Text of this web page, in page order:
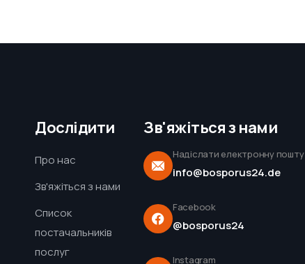
Дослідити
Про нас
Зв'яжіться з нами
Список
постачальників
послуг
Зв'яжіться з нами
Надіслати електронну пошту
info@bosporus24.de
Facebook
@bosporus24
Instagram